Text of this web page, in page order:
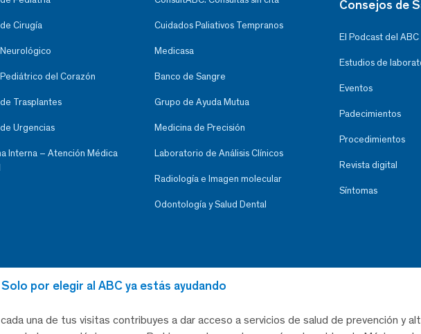
Cirugía
del Corazón
Trasplantes
Urgencias
Interna – Atención Médica
Cuidados Paliativos Tempranos
Medicasa
Banco de Sangre
Grupo de Ayuda Mutua
Medicina de Precisión
Laboratorio de Análisis Clínicos
Radiología e Imagen molecular
Odontología y Salud Dental
Consejos de
El Podcast del ABC
Estudios de
Eventos
Padecimientos
Procedimientos
Revista digital
Síntomas
Solo por elegir al ABC ya estás ayudando
una de tus visitas contribuyes a dar acceso a servicios de salud de prevención y